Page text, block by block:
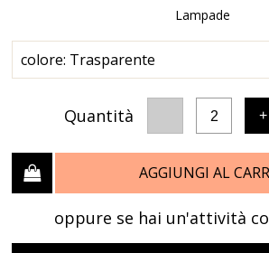
Lampade
colore: Trasparente
Quantità 2 +
AGGIUNGI AL
oppure se hai un'attività